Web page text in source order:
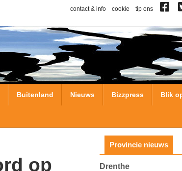
contact & info cookie tip ons
Buitenland Nieuws Bizzpress Blik
Provincie nieuws
Drenthe